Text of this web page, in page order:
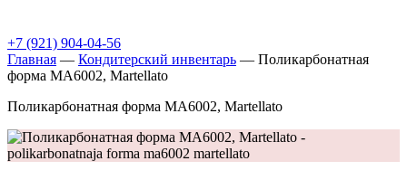
+7 (921) 904-04-56
Главная — Кондитерский инвентарь — Поликарбонатная
форма МА6002, Martellato
Поликарбонатная форма МА6002, Martellato